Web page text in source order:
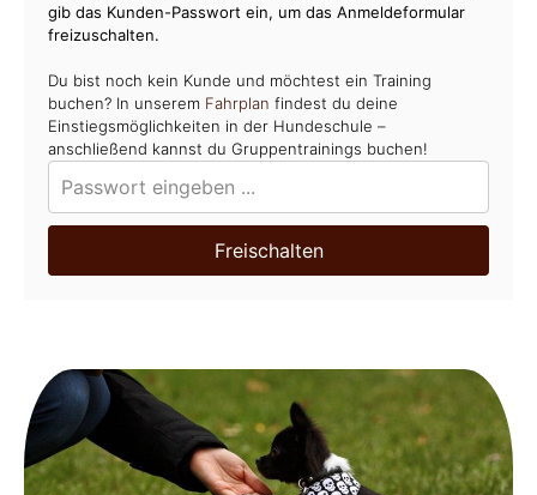
gib das Kunden-Passwort ein, um das Anmeldeformular
freizuschalten.
Du bist noch kein Kunde und möchtest ein Training
buchen? In unserem Fahrplan findest du deine
Einstiegsmöglichkeiten in der Hundeschule –
anschließend kannst du Gruppentrainings buchen!
Freischalten